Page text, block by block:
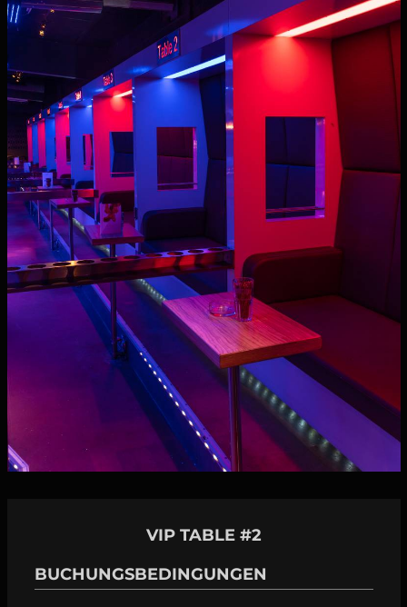
VIP TABLE #2
BUCHUNGSBEDINGUNGEN